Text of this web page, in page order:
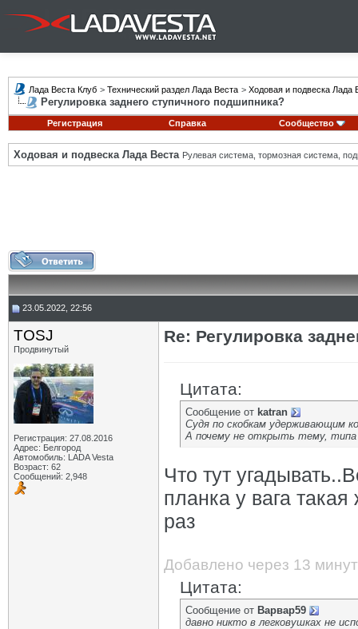
Лада Веста Клуб > Технический раздел Лада Веста > Ходовая и подвеска Лада
Регулировка заднего ступичного подшипника?
Регистрация Справка Сообщество
Ходовая и подвеска Лада Веста Рулевая система, тормозная система,
23.05.2022, 22:56
TOSJ
Продвинутый
Регистрация: 27.08.2016
Адрес: Белгород
Автомобиль: LADA Vesta
Возраст: 62
Сообщений: 2,948
Re: Регулировка
Цитата:
Сообщение от katran
Судя по скобкам удерживающим
А почему не открыть тему,
Что тут
планка у вага
раз
Добавлено через 13 минут
Цитата:
Сообщение от Варвар59
давно никто в легковушках не